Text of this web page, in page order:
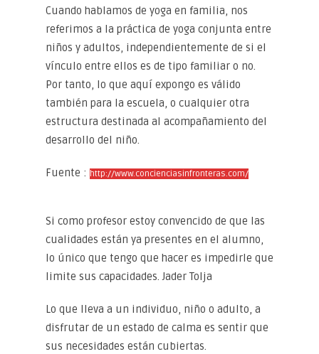
Cuando hablamos de yoga en familia, nos
referimos a la práctica de yoga conjunta entre
niños y adultos, independientemente de si el
vínculo entre ellos es de tipo familiar o no.
Por tanto, lo que aquí expongo es válido
también para la escuela, o cualquier otra
estructura destinada al acompañamiento del
desarrollo del niño.
Fuente : http://www.concienciasinfronteras.com/
Si como profesor estoy convencido de que las
cualidades están ya presentes en el alumno,
lo único que tengo que hacer es impedirle que
limite sus capacidades. Jader Tolja
Lo que lleva a un individuo, niño o adulto, a
disfrutar de un estado de calma es sentir que
sus necesidades están cubiertas.